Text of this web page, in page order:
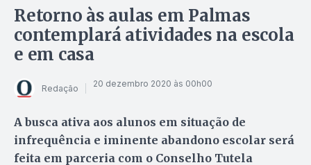
Retorno às aulas em Palmas
contemplará atividades na escola
e em casa
Redação 20 dezembro 2020 às 00h00
A busca ativa aos alunos em situação de
infrequência e iminente abandono escolar será
feita em parceria com o Conselho Tutela